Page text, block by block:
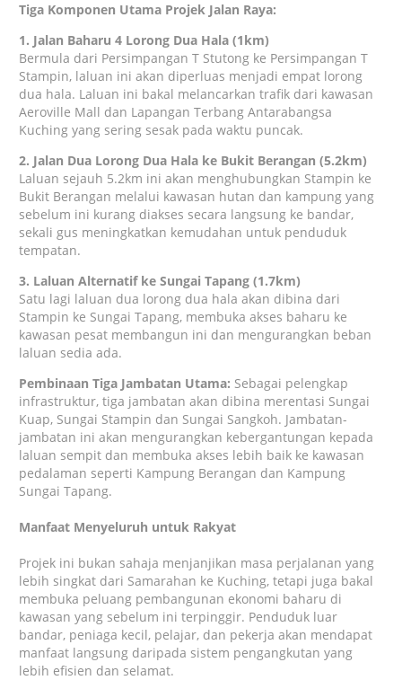
Tiga Komponen Utama Projek Jalan Raya:
1. Jalan Baharu 4 Lorong Dua Hala (1km)
Bermula dari Persimpangan T Stutong ke Persimpangan T
Stampin, laluan ini akan diperluas menjadi empat lorong
dua hala. Laluan ini bakal melancarkan trafik dari kawasan
Aeroville Mall dan Lapangan Terbang Antarabangsa
Kuching yang sering sesak pada waktu puncak.
2. Jalan Dua Lorong Dua Hala ke Bukit Berangan (5.2km)
Laluan sejauh 5.2km ini akan menghubungkan Stampin ke
Bukit Berangan melalui kawasan hutan dan kampung yang
sebelum ini kurang diakses secara langsung ke bandar,
sekali gus meningkatkan kemudahan untuk penduduk
tempatan.
3. Laluan Alternatif ke Sungai Tapang (1.7km)
Satu lagi laluan dua lorong dua hala akan dibina dari
Stampin ke Sungai Tapang, membuka akses baharu ke
kawasan pesat membangun ini dan mengurangkan beban
laluan sedia ada.
Pembinaan Tiga Jambatan Utama: Sebagai pelengkap
infrastruktur, tiga jambatan akan dibina merentasi Sungai
Kuap, Sungai Stampin dan Sungai Sangkoh. Jambatan-
jambatan ini akan mengurangkan kebergantungan kepada
laluan sempit dan membuka akses lebih baik ke kawasan
pedalaman seperti Kampung Berangan dan Kampung
Sungai Tapang.
Manfaat Menyeluruh untuk Rakyat
Projek ini bukan sahaja menjanjikan masa perjalanan yang
lebih singkat dari Samarahan ke Kuching, tetapi juga bakal
membuka peluang pembangunan ekonomi baharu di
kawasan yang sebelum ini terpinggir. Penduduk luar
bandar, peniaga kecil, pelajar, dan pekerja akan mendapat
manfaat langsung daripada sistem pengangkutan yang
lebih efisien dan selamat.